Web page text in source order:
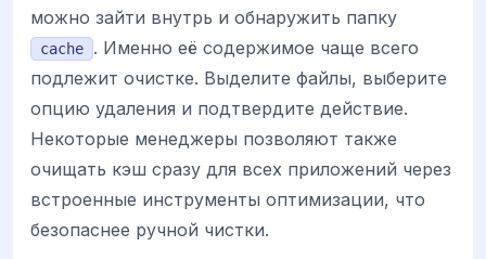
можно зайти внутрь и обнаружить папку
cache
. Именно её содержимое чаще всего
подлежит очистке. Выделите файлы, выберите
опцию удаления и подтвердите действие.
Некоторые менеджеры позволяют также
очищать кэш сразу для всех приложений через
встроенные инструменты оптимизации, что
безопаснее ручной чистки.